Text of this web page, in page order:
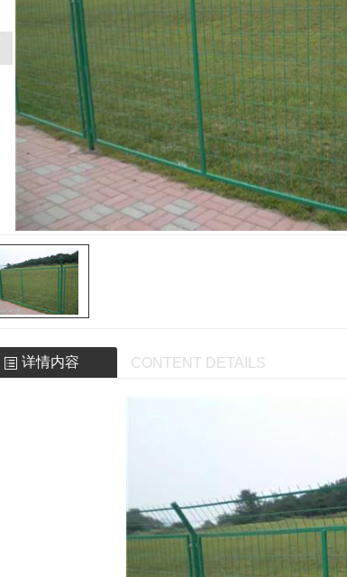
详情内容 CONTENT DETAILS